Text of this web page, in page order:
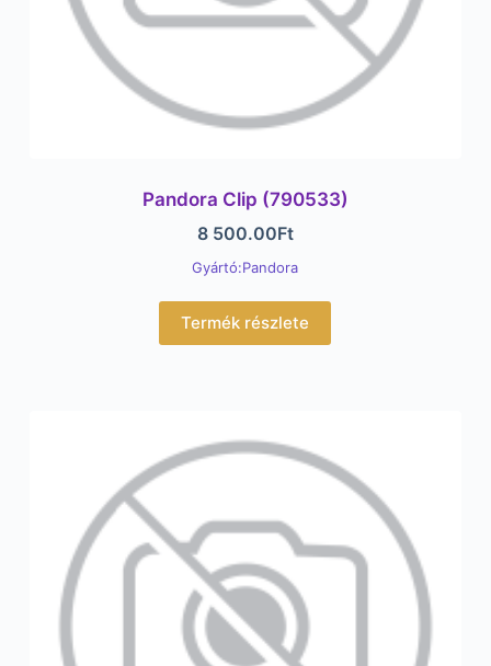
Pandora Clip (790533)
8 500.00Ft
Gyártó:Pandora
Termék részlete